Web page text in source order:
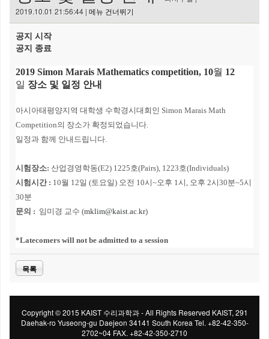
o
2019.10.01 21:56:44 | 메뉴 건너뛰기
공지 시작
공지 종료
2019 Simon Marais Mathematics competition, 10월 12
일 장소 및 일정 안내
아시아태평양지역 대학생 수학경시대회인 Simon Marais Math
Competition의 장소가 확정되었습니다.
일정과 함께 안내드립니다.
시험장소: 산업경영학동(E2) 1225호(Pairs), 1223호(Individuals)
시험시간 : 10월 12일 (토요일) 오전 10시~오후 1 시 오후 2시30분~5시
30분
문의 : 임미경 교수 (mklim@kaist.ac.kr)
*Latecomers will not be admitted to a session
목록
Copyright © 2015 KAIST 수리과학과 - All Rights Reserved KAIST, 291
Daehak-ro Yuseong-gu Daejeon 34141 South Korea Tel. +82-42-350-
2702~04 FAX. +82-42-350-2710